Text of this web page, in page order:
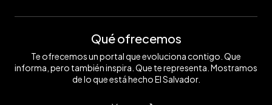
Qué ofrecemos
Te ofrecemos un portal que evoluciona contigo. Que
informa, pero también inspira. Que te representa. Mostramos
de lo que está hecho El Salvador.